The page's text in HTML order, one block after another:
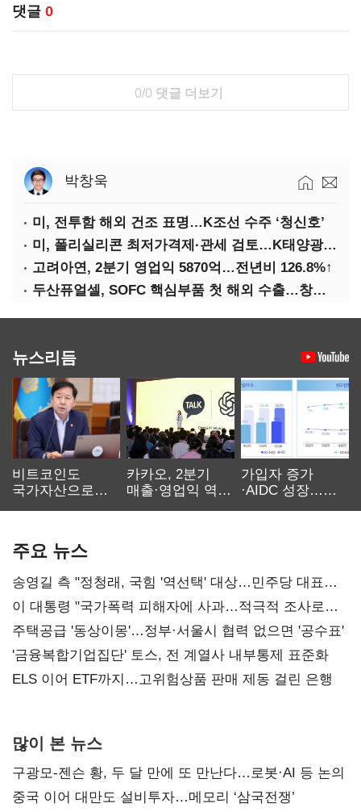
댓글 0
0/0 댓글 더보기
박창욱
미, 전투함 해외 건조 표명…K조선 수주 ‘청신호’
미, 폴리실리콘 최저가격제·관세 검토…K태양광 입지 확대 기대
고려아연, 2분기 영업익 5870억…전년비 126.8%↑
두산퓨얼셀, SOFC 핵심부품 첫 해외 수출…창사 이래 최대 규모
뉴스리듬
비트코인도
국가자산으로…'
카카오, 2분기
매출·영업익 역대
가입자 증가
·AIDC 성장…
주요 뉴스
송영길 측 "정청래, 국힘 '역선택' 대상…민주당 대표로
총선 지휘 못해"
이 대통령 "국가폭력 피해자에 사과…적극적 조사로
진실 밝혀야"
주택공급 '동상이몽'…정부·서울시 협력 없으면 '공수표'
'금융복합기업집단' 토스, 전 계열사 내부통제 표준화
ELS 이어 ETF까지…고위험상품 판매 제동 걸린 은행
많이 본 뉴스
구광모-젠슨 황, 두 달 만에 또 만난다…로봇·AI 등 논의
중국 이어 대만도 설비투자…메모리 ‘삼국전쟁’